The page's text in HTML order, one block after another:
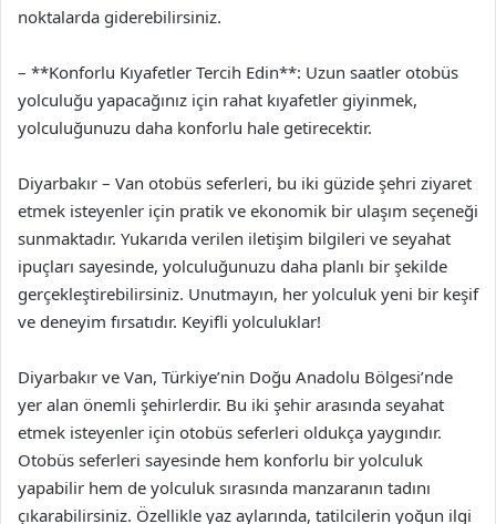
noktalarda giderebilirsiniz.
– **Konforlu Kıyafetler Tercih Edin**: Uzun saatler otobüs
yolculuğu yapacağınız için rahat kıyafetler giyinmek,
yolculuğunuzu daha konforlu hale getirecektir.
Diyarbakır – Van otobüs seferleri, bu iki güzide şehri ziyaret
etmek isteyenler için pratik ve ekonomik bir ulaşım seçeneği
sunmaktadır. Yukarıda verilen iletişim bilgileri ve seyahat
ipuçları sayesinde, yolculuğunuzu daha planlı bir şekilde
gerçekleştirebilirsiniz. Unutmayın, her yolculuk yeni bir keşif
ve deneyim fırsatıdır. Keyifli yolculuklar!
Diyarbakır ve Van, Türkiye’nin Doğu Anadolu Bölgesi’nde
yer alan önemli şehirlerdir. Bu iki şehir arasında seyahat
etmek isteyenler için otobüs seferleri oldukça yaygındır.
Otobüs seferleri sayesinde hem konforlu bir yolculuk
yapabilir hem de yolculuk sırasında manzaranın tadını
çıkarabilirsiniz. Özellikle yaz aylarında, tatilcilerin yoğun ilgi